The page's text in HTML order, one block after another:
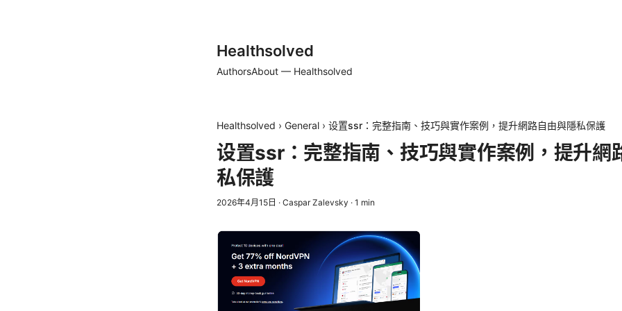
Healthsolved
AuthorsAbout — Healthsolved
Healthsolved › General › 设置ssr：完整指南、技巧與實作案例，提升網路自由與隱私保護
设置ssr：完整指南、技巧與實作案例，提升網
私保護
2026年4月15日 · Caspar Zalevsky · 1 min